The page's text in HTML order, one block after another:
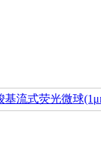
基流式荧光微球